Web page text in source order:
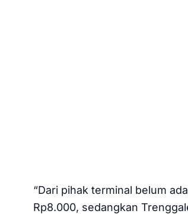
“Dari pihak terminal belum
Rp8.000, sedangkan